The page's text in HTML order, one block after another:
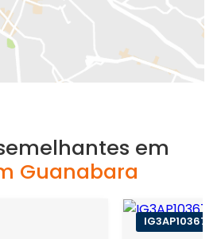
em
Guanabara
IG3AP103679